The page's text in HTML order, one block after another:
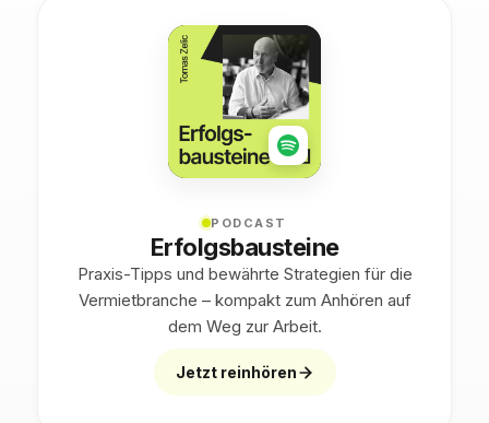
PODCAST
Erfolgsbausteine
Praxis-Tipps und bewährte Strategien für die
Vermietbranche – kompakt zum Anhören auf
dem Weg zur Arbeit.
Jetzt reinhören